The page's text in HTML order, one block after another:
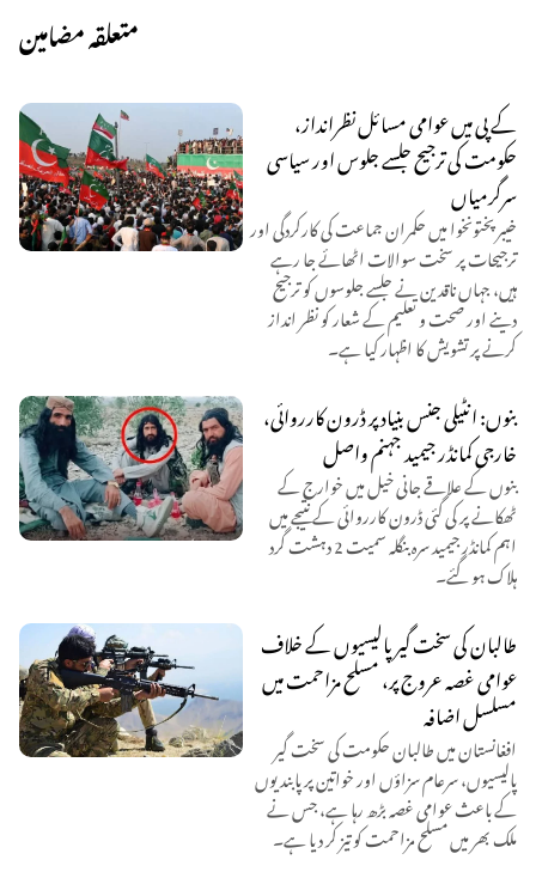
متعلقہ مضامین
کے پی میں عوامی مسائل نظرانداز،
حکومت کی ترجیح جلسے جلوس اور سیاسی
سرگرمیاں
خیبر پختونخوا میں حکمران جماعت کی کارکردگی اور
ترجیحات پر سخت سوالات اٹھائے جا رہے
ہیں، جہاں ناقدین نے جلسے جلوسوں کو ترجیح
دینے اور صحت و تعلیم کے شعار کو نظر انداز
کرنے پر تشویش کا اظہار کیا ہے۔
بنوں: انٹیلی جنس بنیاد پر ڈرون کارروائی،
خارجی کمانڈر جیمید جہنم واصل
بنوں کے علاقے جانی خیل میں خوارج کے
ٹھکانے پر کی گئی ڈرون کارروائی کے نتیجے میں
اہم کمانڈر جیمید سرہ بنگلہ سمیت 2 دہشت گرد
ہلاک ہو گئے۔
طالبان کی سخت گیر پالیسیوں کے خلاف
عوامی غصہ عروج پر، مسلح مزاحمت میں
مسلسل اضافہ
افغانستان میں طالبان حکومت کی سخت گیر
پالیسیوں، سرعام سزاؤں اور خواتین پر پابندیوں
کے باعث عوامی غصہ بڑھ رہا ہے، جس نے
ملک بھر میں مسلح مزاحمت کو تیز کر دیا ہے۔